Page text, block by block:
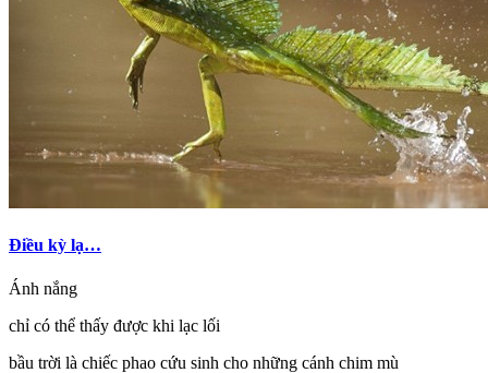
Điều kỳ lạ…
Ánh nắng
chỉ có thể thấy được khi lạc lối
bầu trời là chiếc phao cứu sinh cho những cánh chim mù